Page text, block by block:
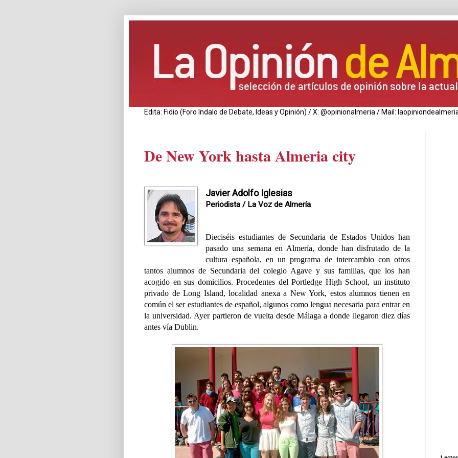
Edita: Fidio (Foro Indalo de Debate, Ideas y Opinión) / X: @opinionalmeria / Mail:
De New York hasta Almeria city
Javier Adolfo Iglesias
Periodista / La Voz de Almería
Dieciséis estudiantes de Secundaria de Estados Unidos han
pasado una semana en Almería, donde han disfrutado de la
cultura española, en un programa de intercambio con otros
tantos alumnos de Secundaria del colegio Agave y sus familias, que los han
acogido en sus domicilios. Procedentes del Portledge High School, un instituto
privado de Long Island, localidad anexa a New York, estos alumnos tienen en
común el ser estudiantes de español, algunos como lengua necesaria para entrar en
la universidad. Ayer partieron de vuelta desde Málaga a donde llegaron diez días
antes vía Dublin.